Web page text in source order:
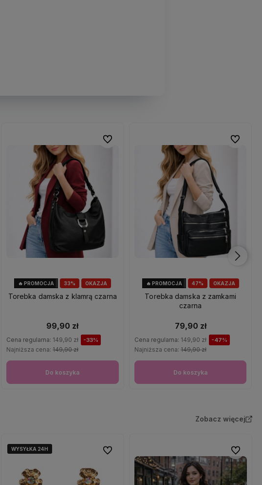
33% OKAZJA
🔥 PROMOCJA
Torebka damska z klamrą czarna
99,90 zł
Cena regularna: 149,90 zł -33%
Najniższa cena:149,90 zł
Do koszyka
Do ulubionych
Do ulubionych
47% OKAZJA
🔥 PROMOCJA
Torebka damska z zamkami
czarna
79,90 zł
Cena regularna: 149,90 zł -47%
Najniższa cena: 149,90 zł
Do koszyka
Do
Do
Zobacz więcej
WYSYŁKA 24H
WYSYŁKA 24H Do ulubionych Do